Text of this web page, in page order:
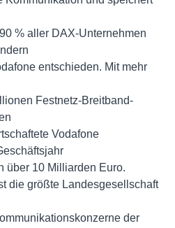
% aller DAX-Unternehmen
entschieden. Mit mehr
Festnetz-Breitband-
Vodafone
über 10 Milliarden Euro.
die größte Landesgesellschaft
der